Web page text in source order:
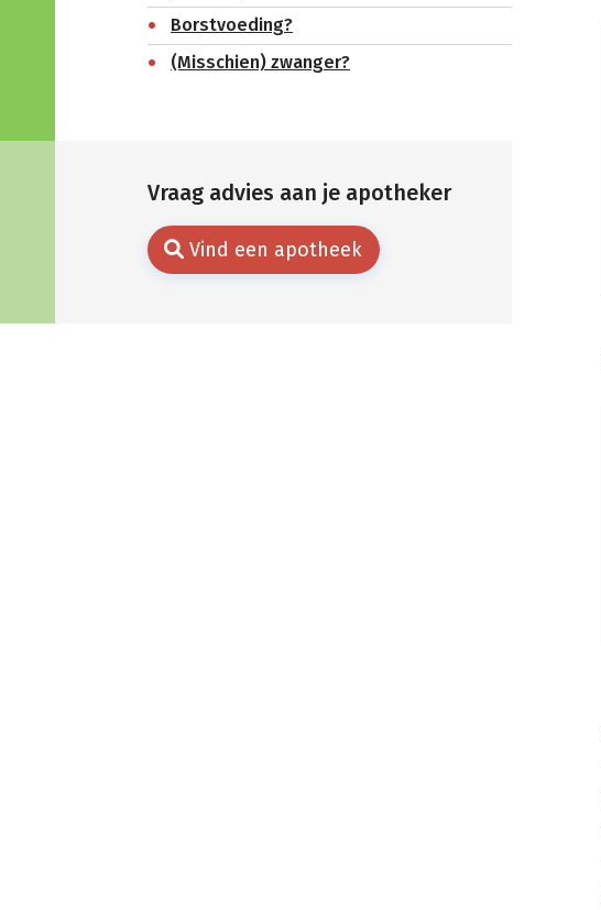
Vraag advies aan je apotheker
Vind een apotheek
Borstvoeding?
(Misschien) zwanger?